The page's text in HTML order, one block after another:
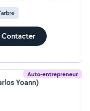
Contacter
Auto-entrepreneur
Yoann)